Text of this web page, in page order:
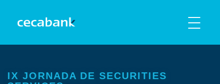
IX JORNADA DE SECURITIES